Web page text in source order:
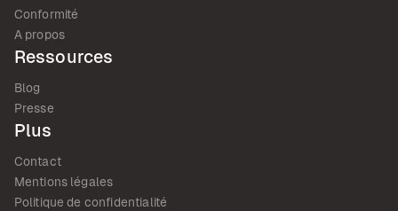
Conformité
A propos
Ressources
Blog
Presse
Plus
Contact
Mentions légales
Politique de confidentialité